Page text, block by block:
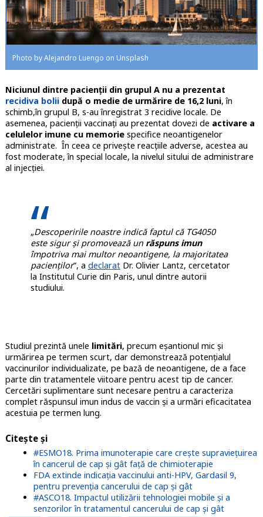
Photo by Alejandro Luengo on Unsplash
Niciunul dintre pacienții din grupul A nu a prezentat
recidiva bolii după o medie de urmărire de 16,2 luni, în
schimb,în grupul B, s-au înregistrat 3 recidive locale. De
asemenea, pacienții vaccinați au prezentat dovezi de activare a
celulelor imune cu memoriespecifice neoantigenelor
administrate. În ceea ce privește reacțiile adverse, acestea au
fost moderate, în special locale, la nivelul sitului de administrare
al injecției.
„Descoperirile noastre indică faptul că TG4050
este sigur și promovează un răspuns imun
împotriva mai multor neoantigene, la majoritatea
pacienților”, a declaratDr. Olivier Lantz, cercetator
la Institutul Curie din Paris, unul dintre autorii
studiului.
Studiul prezintă unele limitări, precum eșantionul mic și
urmărirea pe termen scurt, dar demonstrează potențialul
vaccinurilor individualizate, pe bază de neoantigene, de a face
parte din tratamentele viitoare pentru acest tip de cancer.
Cercetări suplimentare sunt necesare pentru a caracteriza
complet răspunsul imun indus de vaccin și a urmări eficacitatea
acestuia pe termen lung.
Citește și
#ESMO18. Prima imunoterapie care crește supraviețuirea
în cancerul de cap și gât față de chimioterapie
FDA extinde indicația vaccinului anti-HPV, Gardasil 9,
pentru prevenția cancerului de cap și gât
#ASCO18. Impactul utilizării tehnologiei mobile și a
senzorilor în tratamentul cancerului de cap și gât